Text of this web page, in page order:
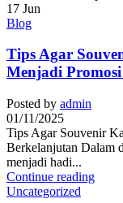
17 Jun
Blog
Tips Agar
Menjadi
Posted by admin
01/11/2025
Tips Agar Souvenir
Berkelanjutan Dalam
menjadi hadi...
Continue reading
Uncategorized